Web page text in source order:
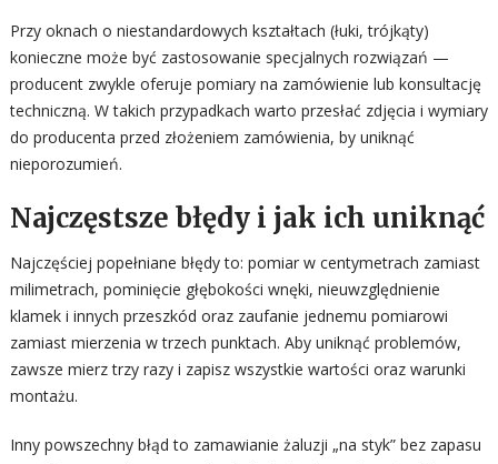
Przy oknach o niestandardowych kształtach (łuki, trójkąty)
konieczne może być zastosowanie specjalnych rozwiązań —
producent zwykle oferuje pomiary na zamówienie lub konsultację
techniczną. W takich przypadkach warto przesłać zdjęcia i wymiary
do producenta przed złożeniem zamówienia, by uniknąć
nieporozumień.
Najczęstsze błędy i jak ich uniknąć
Najczęściej popełniane błędy to: pomiar w centymetrach zamiast
milimetrach, pominięcie głębokości wnęki, nieuwzględnienie
klamek i innych przeszkód oraz zaufanie jednemu pomiarowi
zamiast mierzenia w trzech punktach. Aby uniknąć problemów,
zawsze mierz trzy razy i zapisz wszystkie wartości oraz warunki
montażu.
Inny powszechny błąd to zamawianie żaluzji „na styk” bez zapasu